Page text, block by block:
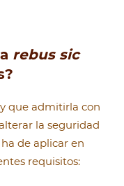
rebus sic
que admitirla con
la seguridad
de aplicar en
requisitos: